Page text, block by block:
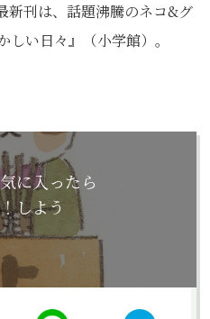
刊は、話題沸騰のネコ&グ
い日々』（小学館）。
に入ったら
しよう